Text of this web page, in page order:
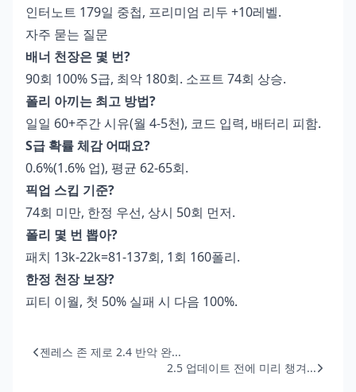
인터노트 179일 중첩, 프리미엄 리두 +10레벨.
자주 묻는 질문
배너 천장은 몇 번?
90회 100% S급, 최악 180회. 소프트 74회 상승.
폴리 아끼는 최고 방법?
일일 60+주간 시유(월 4-5천), 코드 입력, 배터리 피함.
S급 확률 체감 어때요?
0.6%(1.6% 업), 평균 62-65회.
픽업 스킵 기준?
74회 미만, 한정 우선, 상시 50회 먼저.
폴리 몇 번 뽑아?
패치 13k-22k=81-137회, 1회 160폴리.
한정 천장 보장?
피티 이월, 첫 50% 실패 시 다음 100%.
젠레스 존 제로 2.4 반악 완...
2.5 업데이트 전에 미리 챙겨...